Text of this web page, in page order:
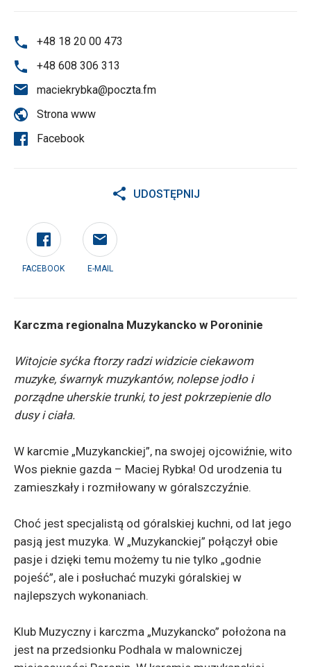
+48 18 20 00 473
+48 608 306 313
maciekrybka@poczta.fm
Strona www
Facebook
UDOSTĘPNIJ
FACEBOOK E-MAIL
Karczma regionalna Muzykancko w Poroninie
Witojcie syćka ftorzy radzi widzicie ciekawom
muzyke, śwarnyk muzykantów, nolepse jodło i
porządne uherskie trunki, to jest pokrzepienie dlo
dusy i ciała.
W karcmie „Muzykanckiej”, na swojej ojcowiźnie, wito
Wos pieknie gazda – Maciej Rybka! Od urodzenia tu
zamieszkały i rozmiłowany w góralszczyźnie.
Choć jest specjalistą od góralskiej kuchni, od lat jego
pasją jest muzyka. W „Muzykanckiej” połączył obie
pasje i dzięki temu możemy tu nie tylko „godnie
pojeść”, ale i posłuchać muzyki góralskiej w
najlepszych wykonaniach.
Klub Muzyczny i karczma „Muzykancko” położona na
jest na przedsionku Podhala w malowniczej